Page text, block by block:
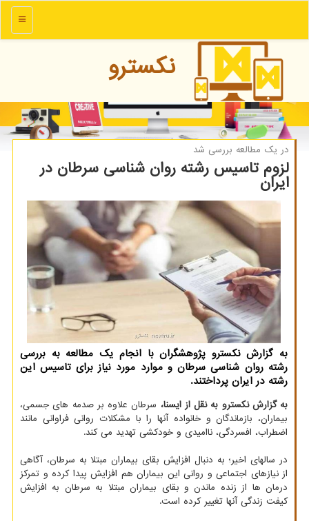
منو
نكسترو
در یك مطالعه بررسی شد
لزوم تاسیس رشته روان شناسی سرطان در
ایران
به گزارش نکسترو پژوهشگران با انجام یک مطالعه به بررسی
رشته روان شناسی سرطان و موارد مورد نیاز برای تاسیس این
رشته در ایران پرداختند.
به گزارش نکسترو به نقل از ایسنا، سرطان علاوه بر صدمه های جسمی،
بیماران، بازماندگان و خانواده آنها را با مشکلات روانی فراوانی مانند
اضطراب، افسردگی، ناامیدی و خودکشی تهدید می کند.
در سالهای اخیر؛ به دنبال افزایش بقای بیماران مبتلا به سرطان، آگاهی
از نیازهای اجتماعی و روانی این بیماران هم افزایش پیدا کرده و تمرکز
درمان ها از زنده ماندن و بقای بیماران مبتلا به سرطان به افزایش
کیفت زندگی آنها تغییر کرده است.